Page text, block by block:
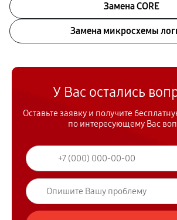
Замена CORE
Замена микросхемы
У Вас остались
Оставьте заявку и получите
по интересующему Вас